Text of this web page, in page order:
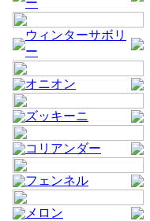
ー
ウィンターサボリ
ー
オニオン
ズッキーニ
コリアンダー
フェンネル
メロン